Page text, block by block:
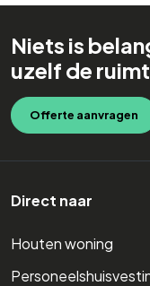
Niets is
uzelf de
Offerte aanvragen
Direct naar
Houten woning